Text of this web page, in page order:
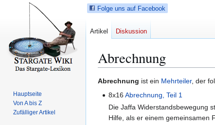
Abrechnung
Z
Z
Abrechnung ist ein Mehrteiler, der
8x16Abrechnung, Teil 1
Die Jaffa Widerstandsbewegung
Hilfe, als er einem gemeinsamen
Folge uns auf Facebook
Artikel Diskussion
Hauptseite
Von A bis Z
Zufälliger Artikel